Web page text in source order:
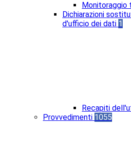
Monitoraggio
Dichiarazioni
d'ufficio dei dati 1
Recapiti
Provvedimenti 1055